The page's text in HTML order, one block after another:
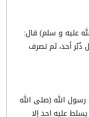
عليه و سلم) قال:
دُبُر أحد، ثم تصرف
الله (صلى الله
عليه احد إلا